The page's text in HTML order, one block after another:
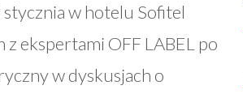
w hotelu Sofitel
ekspertami OFF LABEL po
w dyskusjach o